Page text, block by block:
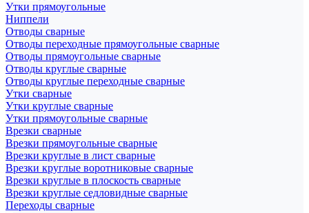
Утки прямоугольные
Ниппели
Отводы сварные
Отводы переходные прямоугольные сварные
Отводы прямоугольные сварные
Отводы круглые сварные
Отводы круглые переходные сварные
Утки сварные
Утки круглые сварные
Утки прямоугольные сварные
Врезки сварные
Врезки прямоугольные сварные
Врезки круглые в лист сварные
Врезки круглые воротниковые сварные
Врезки круглые в плоскость сварные
Врезки круглые седловидные сварные
Переходы сварные